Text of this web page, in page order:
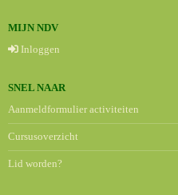
MIJN NDV
Inloggen
SNEL NAAR
Aanmeldformulier activiteiten
Cursusoverzicht
Lid worden?